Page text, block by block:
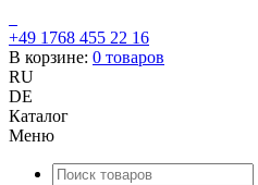
+49 1768 455 22 16
В корзине: 0 товаров
RU
DE
Каталог
Меню